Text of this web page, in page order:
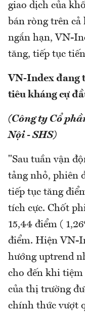
giao dịch của
bán ròng trên
ngắn hạn, VN-
tăng, tiếp tục
VN-Index đang
tiêu kháng cự
(Công ty Cổ
Nội - SHS)
"Sau tuần vận
tảng nhỏ, phiên
tiếp tục tăng
tích cực. Chốt
15,44 điểm (
điểm. Hiện VN-
hướng uptrend
cho đến khi tiệm
của thị trường
chính thức vượt